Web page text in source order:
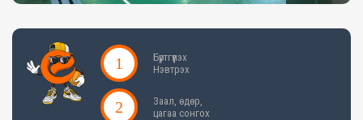
Бүртгүүлэх
Нэвтрэх
Заал, өдөр,
цагаа сонгох